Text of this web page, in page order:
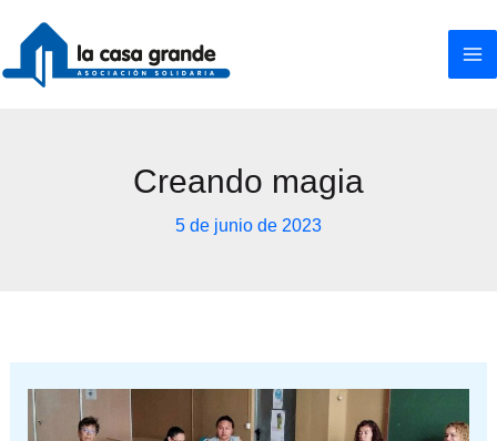
contenido
Creando magia
5 de junio de 2023